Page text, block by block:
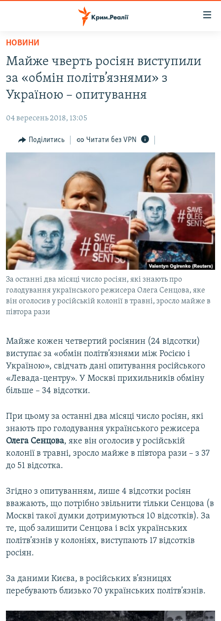
Перейти
основного
матеріалу
Перейти
до
основної
навігації
Перейти
до
ВОДА.КРИМ
ВІДЕО ТА ФОТО
БЛОГИ
ПОГЛЯД
СПЕЦПРОЕКТИ
ДЕПОРТАЦІЯ
ВІДЕОУРОКИ «ELIFBE»
СВІДЧЕННЯ ОКУПАЦІЇ
УКРАЇНСЬКА ПРОБЛЕМА КРИМУ
ІНФОГРАФІКА
ЯК ОБІЙТИ БЛОКУВАННЯ
Русский
Qırımtatar
ДОЛУЧАЙСЯ!
НОВИНИ
Майже чверть росіян виступили
за «обмін політв’язнями» з
Україною – опитування
04 вересень 2018, 13:05
Поділитись Читати без VPN
За останні два місяці число росіян, які знають про
голодування українського режисера Олега Сенцова, яке
він оголосив у російській колонії в травні, зросло майже в
півтора рази
Майже кожен четвертий росіянин (24 відсотки)
виступає за «обмін політв’язнями між Росією і
Україною», свідчать дані опитування російського
«Левада-центру». У Москві прихильників обміну
більше – 34 відсотки.
При цьому за останні два місяці число росіян, які
знають про голодування українського режисера
Олега Сенцова, яке він оголосив у російській
колонії в травні, зросло майже в півтора рази – з 37
до 51 відсотка.
Згідно з опитуванням, лише 4 відсотки росіян
вважають, що потрібно звільнити тільки Сенцова (в
Москві такої думки дотримуються 10 відсотків). За
те, щоб залишити Сенцова і всіх українських
політв’язнів у колоніях, виступають 17 відсотків
росіян.
За даними Києва, в російських в’язницях
перебувають близько 70 українських політв’язнів.